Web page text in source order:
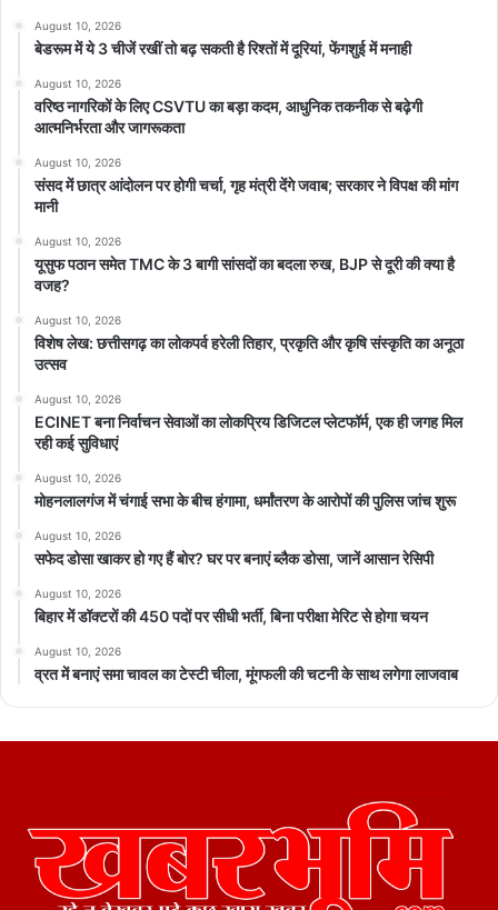
August 10, 2026
बेडरूम में ये 3 चीजें रखीं तो बढ़ सकती है रिश्तों में दूरियां, फेंगशुई में मनाही
August 10, 2026
वरिष्ठ नागरिकों के लिए CSVTU का बड़ा कदम, आधुनिक तकनीक से बढ़ेगी
आत्मनिर्भरता और जागरूकता
August 10, 2026
संसद में छात्र आंदोलन पर होगी चर्चा, गृह मंत्री देंगे जवाब; सरकार ने विपक्ष की मांग
मानी
August 10, 2026
यूसुफ पठान समेत TMC के 3 बागी सांसदों का बदला रुख, BJP से दूरी की क्या है
वजह?
August 10, 2026
विशेष लेख: छत्तीसगढ़ का लोकपर्व हरेली तिहार, प्रकृति और कृषि संस्कृति का अनूठा
उत्सव
August 10, 2026
ECINET बना निर्वाचन सेवाओं का लोकप्रिय डिजिटल प्लेटफॉर्म, एक ही जगह मिल
रही कई सुविधाएं
August 10, 2026
मोहनलालगंज में चंगाई सभा के बीच हंगामा, धर्मांतरण के आरोपों की पुलिस जांच शुरू
August 10, 2026
सफेद डोसा खाकर हो गए हैं बोर? घर पर बनाएं ब्लैक डोसा, जानें आसान रेसिपी
August 10, 2026
बिहार में डॉक्टरों की 450 पदों पर सीधी भर्ती, बिना परीक्षा मेरिट से होगा चयन
August 10, 2026
व्रत में बनाएं समा चावल का टेस्टी चीला, मूंगफली की चटनी के साथ लगेगा लाजवाब